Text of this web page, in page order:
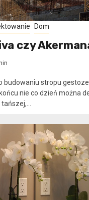
Dom
czy
budowaniu stropu
nie co dzień można